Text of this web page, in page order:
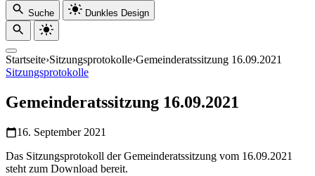
Suche Dunkles Design
Startseite›Sitzungsprotokolle›Gemeinderatssitzung 16.09.2021
Sitzungsprotokolle
Gemeinderatssitzung 16.09.2021
16. September 2021
Das Sitzungsprotokoll der Gemeinderatssitzung vom 16.09.2021
steht zum Download bereit.